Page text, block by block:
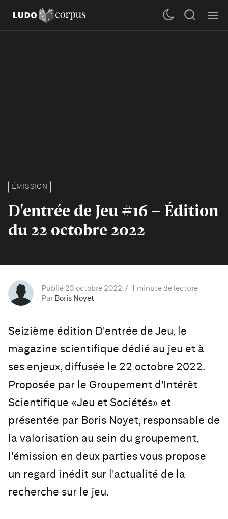
ÉMISSION
D'entrée de Jeu #16 - Édition
du 22 octobre 2022
Publié 23 octobre 2022
1 minute de lecture
Par Boris Noyet
Seizième édition D'entrée de Jeu, le
magazine scientifique dédié au jeu et à
ses enjeux, diffusée le 22 octobre 2022.
Proposée par le Groupement d'Intérêt
Scientifique «Jeu et Sociétés» et
présentée par Boris Noyet, responsable de
la valorisation au sein du groupement,
l'émission en deux parties vous propose
un regard inédit sur l'actualité de la
recherche sur le jeu.